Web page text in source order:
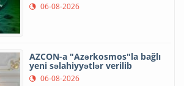
06-08-2026
AZCON-a "Azərkosmos"la bağlı
yeni səlahiyyətlər verilib
06-08-2026